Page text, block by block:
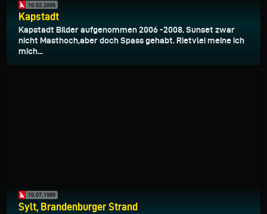
10.02.2006
Kapstadt
Kapstadt Bilder aufgenommen 2006 -2008. Sunset zwar
nicht Masthoch,aber doch Spass gehabt. Rietvlei meine ich
mich...
10.07.1989
Sylt, Brandenburger Strand